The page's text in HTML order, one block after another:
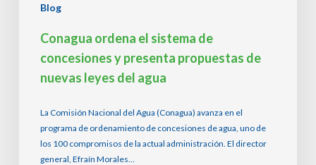
Blog
agua
Conagua ordena el sistema de
concesiones y presenta propuestas de
nuevas leyes del agua
La Comisión Nacional del Agua (Conagua) avanza en el
programa de ordenamiento de concesiones de agua, uno de
los 100 compromisos de la actual administración. El director
general, Efraín Morales…